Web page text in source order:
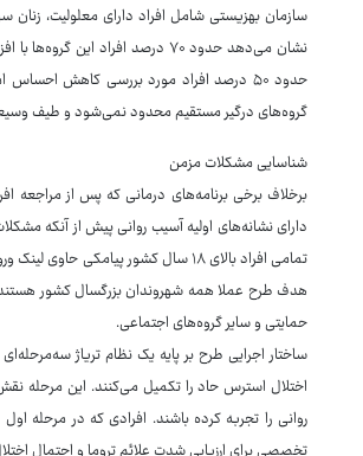
سازمان بهزیستی شامل افراد دارای معلولیت، زنان
نشان می‌دهد حدود ۷۰ درصد
حدود ۵۰ درصد افراد مورد بررسی کاهش
گروه‌های درگیر مستقیم محدود نمی‌شود و طیف
شناسایی مشکلات مزمن
برخلاف برخی برنامه‌های درمانی که پس از مراجعه
دارای نشانه‌های اولیه آسیب روانی پیش از آنکه
تمامی افراد بالای ۱۸ سال کشور
هدف طرح عملا همه شهروندان بزرگسال کشور هستند؛
حمایتی و سایر گروه‌های اجتماعی.
اختلال استرس حاد را تکمیل می‌کنند. این مرحله
روانی را تجربه کرده باشند. افرادی که در مرحله